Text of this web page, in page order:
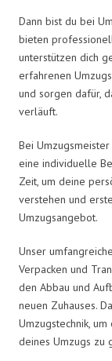
Dann bist du bei
bieten
unterstützen dich
erfahrenen
und sorgen dafür,
verläuft.
Bei
eine individuelle
Zeit, um deine
verstehen und
Umzugsangebot.
Unser
Verpacken und
den Abbau und
neuen Zuhauses.
Umzugstechnik,
deines Umzugs zu